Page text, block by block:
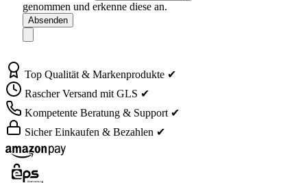
genommen und erkenne diese an.
Absenden
Top Qualität & Markenprodukte ✔
Rascher Versand mit GLS ✔
Kompetente Beratung & Support ✔
Sicher Einkaufen & Bezahlen ✔